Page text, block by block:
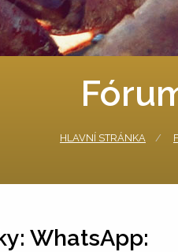
HLAVNÍ STRÁNKA
WhatsApp: